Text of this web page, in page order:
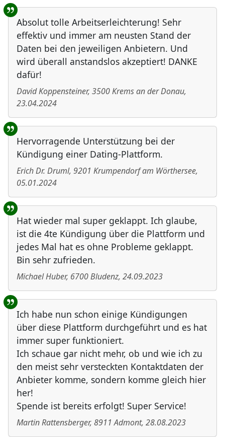
Absolut tolle Arbeitserleichterung! Sehr
effektiv und immer am neusten Stand der
Daten bei den jeweiligen Anbietern. Und
wird überall anstandslos akzeptiert! DANKE
dafür!
David Koppensteiner, 3500Krems an der Donau,
23.04.2024
Hervorragende Unterstützung bei der
Kündigung einer Dating-Plattform.
Erich Dr. Druml, 9201 Krumpendorf am Wörthersee,
05.01.2024
Hat wieder mal super geklappt. Ich glaube,
ist die 4te Kündigung über die Plattform und
jedes Mal hat es ohne Probleme geklappt.
Bin sehr zufrieden.
Michael Huber, 6700Bludenz, 24.09.2023
Ich habe nun schon einige Kündigungen
über diese Plattform durchgeführt und es hat
immer super funktioniert.
Ich schaue gar nicht mehr, ob und wie ich zu
den meist sehr versteckten Kontaktdaten der
Anbieter komme, sondern komme gleich hier
her!
Spende ist bereits erfolgt! Super Service!
Martin Rattensberger, 8911 Admont, 28.08.2023